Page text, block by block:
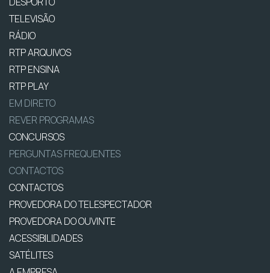
TELEVISÃO
RÁDIO
RTP ARQUIVOS
RTP ENSINA
RTP PLAY
EM DIRETO
REVER PROGRAMAS
CONCURSOS
PERGUNTAS FREQUENTES
CONTACTOS
CONTACTOS
PROVEDORA DO TELESPECTADOR
PROVEDORA DO OUVINTE
ACESSIBILIDADES
SATÉLITES